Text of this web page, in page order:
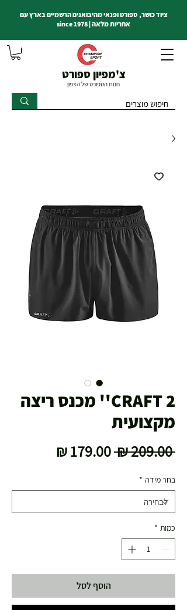
צ'מפיון ספורט
חנות הספורט של הצפון
ציוד כושר, ספורט ופנאי מהיבואנים הרשמיים בארץ עם
אחריות מלאה | since 1978
CRAFT 2'' מכנס ריצה
מקצועית
‏209.00 ‏₪
מחיר
בחר מידה *
כמות *
הוסף לסל